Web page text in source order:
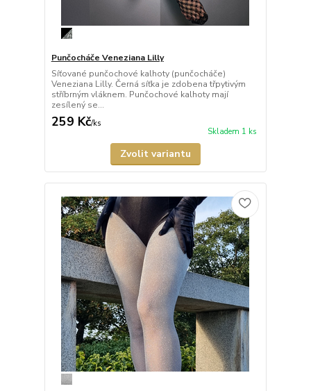
Punčocháče Veneziana Lilly
Síťované punčochové kalhoty (punčocháče)
Veneziana Lilly. Černá síťka je zdobena třpytivým
stříbrným vláknem. Punčochové kalhoty mají
zesílený se...
259 Kč/ks
Skladem 1 ks
Zvolit variantu